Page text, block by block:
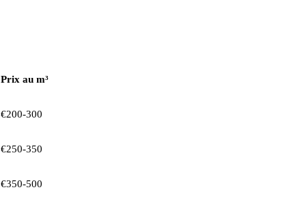
Prix au m³
€200-300
€250-350
€350-500